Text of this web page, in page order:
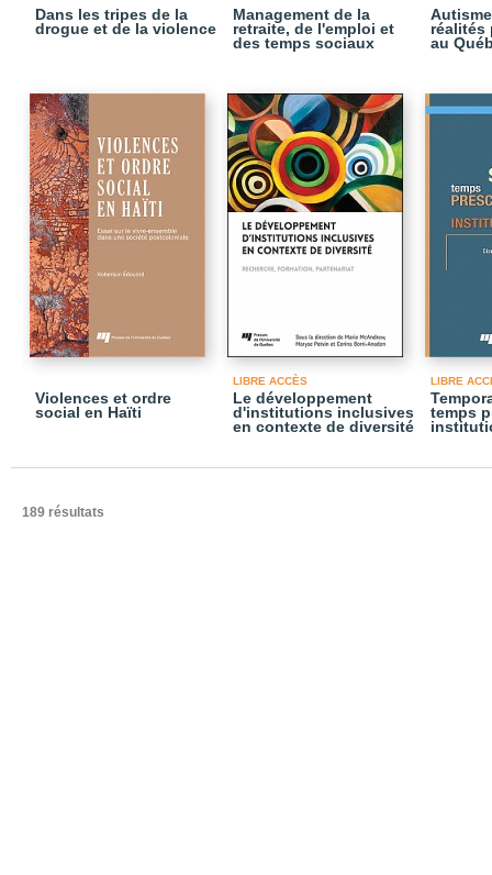
Dans les tripes de la
drogue et de la violence
Management de la
retraite, de l'emploi et
des temps sociaux
réalités
au
Violences et ordre
social en Haïti
LIBRE ACCÈS
Le développement
d'institutions inclusives
en contexte de diversité
LIBRE
temps
189 résultats